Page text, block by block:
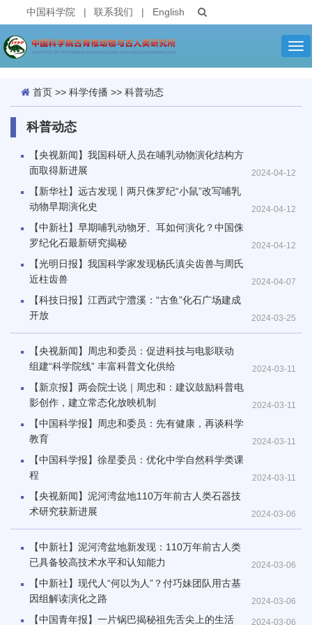
中国科学院 | 联系我们 | English
首页 >> 科学传播 >> 科普动态
科普动态
2024-04-12
【央视新闻】我国科研人员在哺乳动物演化结构方
面取得新进展
2024-04-12
【新华社】远古发现丨两只侏罗纪“小鼠”改写哺乳
动物早期演化史
2024-04-12
【中新社】早期哺乳动物牙、耳如何演化？中国侏
罗纪化石最新研究揭秘
2024-04-07
【光明日报】我国科学家发现杨氏滇尖齿兽与周氏
近柱齿兽
2024-03-25
【科技日报】江西武宁澧溪：“古鱼”化石广场建成
开放
2024-03-11
【央视新闻】周忠和委员：促进科技与电影联动
组建“科学院线” 丰富科普文化供给
2024-03-11
【新京报】两会院士说｜周忠和：建议鼓励科普电
影创作，建立常态化放映机制
2024-03-11
【中国科学报】周忠和委员：先有健康，再谈科学
教育
2024-03-11
【中国科学报】徐星委员：优化中学自然科学类课
程
2024-03-06
【央视新闻】泥河湾盆地110万年前古人类石器技
术研究获新进展
2024-03-06
【中新社】泥河湾盆地新发现：110万年前古人类
已具备较高技术水平和认知能力
2024-03-06
【中新社】现代人“何以为人”？付巧妹团队用古基
因组解读演化之路
2024-03-06
【中国青年报】一片锅巴揭秘祖先舌尖上的生活